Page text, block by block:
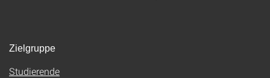
Zielgruppe
Studierende